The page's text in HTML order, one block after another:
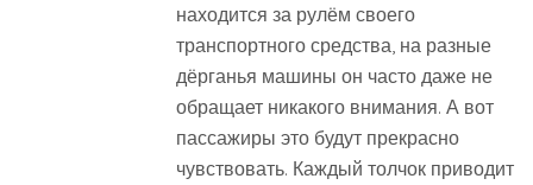
находится за рулём своего
транспортного средства, на разные
дёрганья машины он часто даже не
обращает никакого внимания. А вот
пассажиры это будут прекрасно
чувствовать. Каждый толчок приводит